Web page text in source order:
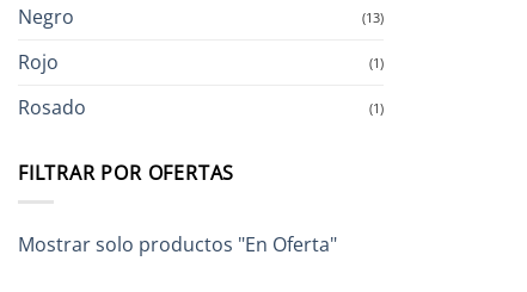
Negro (13)
Rojo (1)
Rosado (1)
FILTRAR POR OFERTAS
Mostrar solo productos "En Oferta"